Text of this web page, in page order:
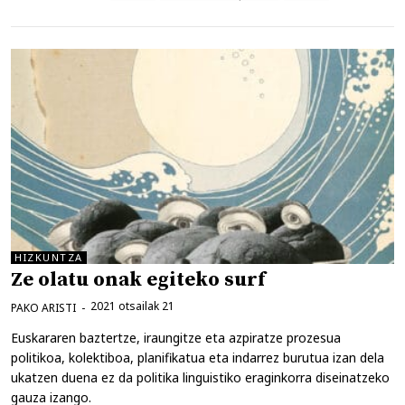
HIZKUNTZA
Ze olatu onak egiteko surf
2021 otsailak 21
PAKO ARISTI
Euskararen baztertze, iraungitze eta azpiratze prozesua
politikoa, kolektiboa, planifikatua eta indarrez burutua izan dela
ukatzen duena ez da politika linguistiko eraginkorra diseinatzeko
gauza izango.